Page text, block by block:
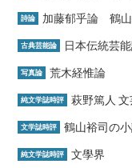
詩論 加藤郁乎論 鶴
古典芸能論 日本伝統芸
写真論 荒木経惟論
純文学誌時評 萩野篤人
文学誌時評 鶴山裕司の
純文学誌時評 文學界